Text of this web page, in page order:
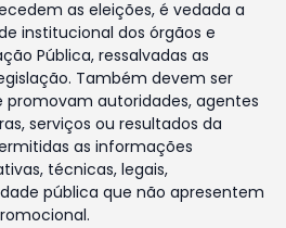
as eleições, é vedada a
institucional dos órgãos e
Pública, ressalvadas as
Também devem ser
autoridades, agentes
serviços ou resultados da
as informações
técnicas, legais,
pública que não apresentem